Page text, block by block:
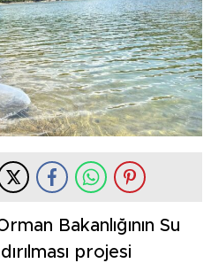
Bakanlığının Su
projesi